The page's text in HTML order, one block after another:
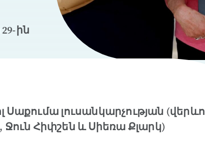
ին
Սաքումա լուսանկարչության
Ջուն Հիփշեն և Սիեռա Քլարկ)